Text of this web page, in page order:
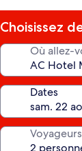
Choisissez
Où allez-
Dates
Voyageurs